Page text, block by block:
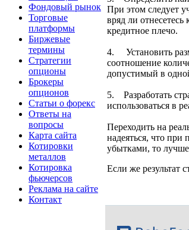
Фондовый рынок
Торговые
платформы
Биржевые
термины
Стратегии
опционы
Брокеры
опционов
Статьи о форекс
Ответы на
вопросы
Карта сайта
Котировки
металлов
Котировка
фьючерсов
Реклама на сайте
Контакт
При этом следует
вряд ли
кредитное плечо.
4. Установить
соотношение
допустимый в
5. Разработать
использоваться в
Переходить на
надеяться, что при
убытками, то
Если же результат